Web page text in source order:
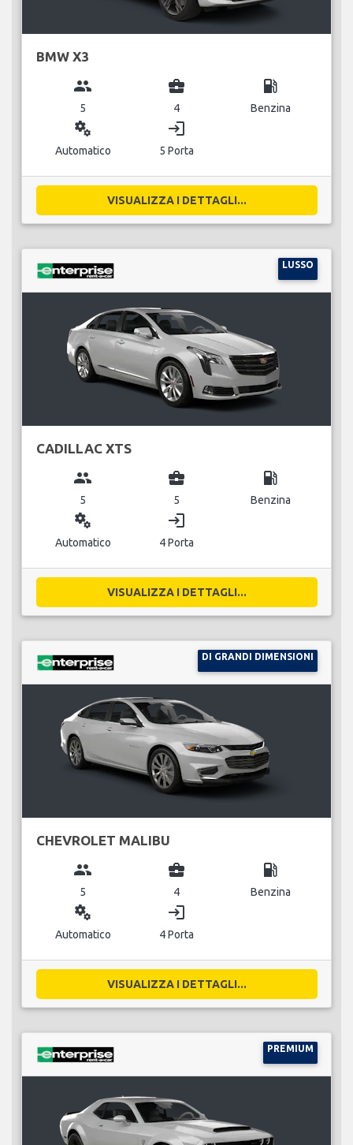
BMW X3
group
5
business_center
4
local_gas_station
Benzina
miscellaneous_services
Automatico
login
5 Porta
VISUALIZZA I DETTAGLI...
LUSSO
CADILLAC XTS
group
5
business_center
5
local_gas_station
Benzina
miscellaneous_services
Automatico
login
4 Porta
VISUALIZZA I DETTAGLI...
DI GRANDI DIMENSIONI
CHEVROLET MALIBU
group
5
business_center
4
local_gas_station
Benzina
miscellaneous_services
Automatico
login
4 Porta
VISUALIZZA I DETTAGLI...
PREMIUM